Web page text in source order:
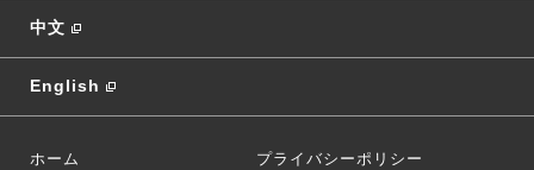
中文
English
ホーム プライバシーポリシー